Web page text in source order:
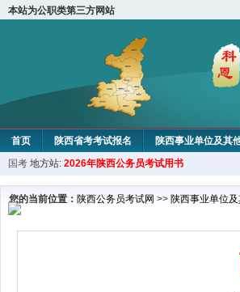
本站为公职类第三方网站
首页 陕西省考考试报名 陕西事业单位及其
国考 地方站: 2026年陕西公务员考试用书
您的当前位置： 陕西公务员考试网 >> 陕西事业单位